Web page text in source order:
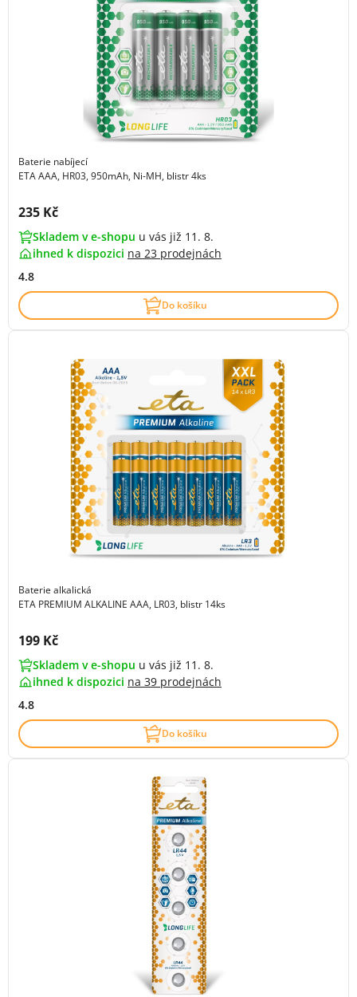
Baterie nabíjecí
ETA AAA, HR03, 950mAh, Ni-MH, blistr 4ks
Cena s DPH:
235 Kč
Skladem v e-shopu u vás již 11. 8.
ihned k dispozici na 23 prodejnách
4.8
Do košíku
Baterie alkalická
ETA PREMIUM ALKALINE AAA, LR03, blistr 14ks
Cena s DPH:
199 Kč
Skladem v e-shopu u vás již 11. 8.
ihned k dispozici na 39 prodejnách
4.8
Do košíku